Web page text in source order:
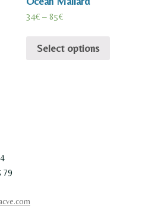
34€ –85€
Select options
79